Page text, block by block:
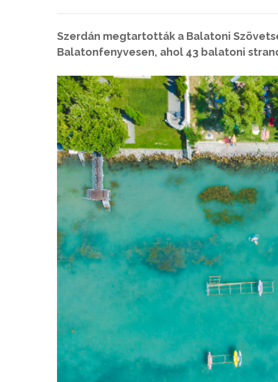
Szerdán megtartották a Balatoni
Balatonfenyvesen, ahol 43 balatoni